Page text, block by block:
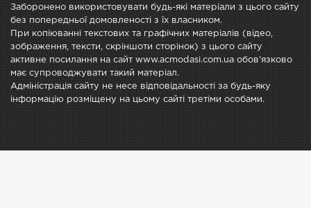
Заборонено використовувати будь-які матеріали з цього сайту
без попередньої домовленості з їх власником.
При копіюванні текстових та графічних матеріалів (відео,
зображення, тексти, скріншоти сторінок) з цього сайту
активне посилання на сайт www.acmodasi.com.ua обов'язково
має супроводжувати такий матеріал.
Адміністрація сайту не несе відповідальності за будь-яку
інформацію розміщену на цьому сайті третіми особами.